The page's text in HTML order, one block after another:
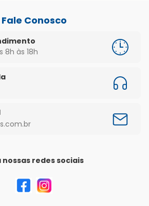
Fale Conosco
8h às 18h
nossas redes sociais